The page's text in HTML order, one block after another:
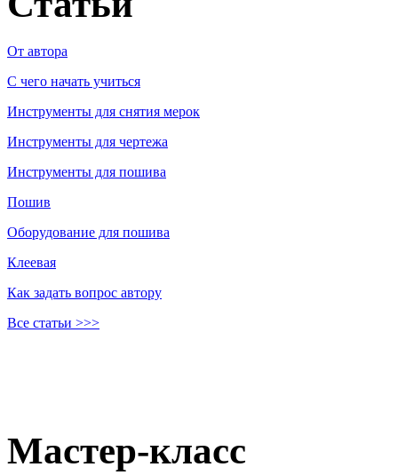
От автора
C чего начать учиться
Инструменты для снятия мерок
Инструменты для чертежа
Инструменты для пошива
Пошив
Оборудование для пошива
Клеевая
Как задать вопрос автору
Все статьи >>>
Мастер-класс